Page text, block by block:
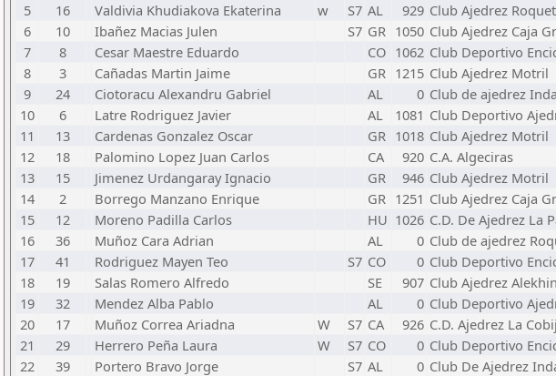
5
16 Valdivia Khudiakova Ekaterina w S7 AL 929 Club Ajedrez
6
10 Ibañez Macias Julen S7 GR 1050 Club Ajedrez Caja
7
8 Cesar Maestre Eduardo CO 1062 Club Deportivo
8
3 Cañadas Martin Jaime GR 1215 Club Ajedrez Motril
9
24 Ciotoracu Alexandru Gabriel AL 0 Club de ajedrez
10
6 Latre Rodriguez Javier AL 1081 Club Deportivo
11
13 Cardenas Gonzalez Oscar GR 1018 Club Ajedrez Motril
12
18 Palomino Lopez Juan Carlos CA 920 C.A. Algeciras
13
15 Jimenez Urdangaray Ignacio GR 946 Club Ajedrez Motril
14
2 Borrego Manzano Enrique GR 1251 Club Ajedrez Caja
15
12 Moreno Padilla Carlos HU 1026 C.D. De Ajedrez La
16
36 Muñoz Cara Adrian AL 0 Club de ajedrez
17
41 Rodriguez Mayen Teo S7 CO 0 Club Deportivo
18
19 Salas Romero Alfredo SE 907 Club Ajedrez
19
32 Mendez Alba Pablo AL 0 Club Deportivo
20
17 Muñoz Correa Ariadna W S7 CA 926 C.D. Ajedrez La
21
29 Herrero Peña Laura W S7 CO 0 Club Deportivo
22
39 Portero Bravo Jorge S7 AL 0 Club De Ajedrez